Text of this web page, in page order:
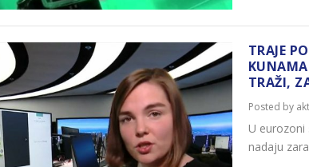
TRAJE
TRAŽI,
Posted by
U
nadaju